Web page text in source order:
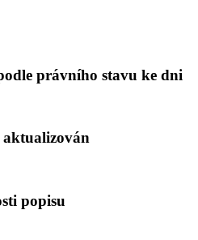
právního stavu ke dni
aktualizován
popisu